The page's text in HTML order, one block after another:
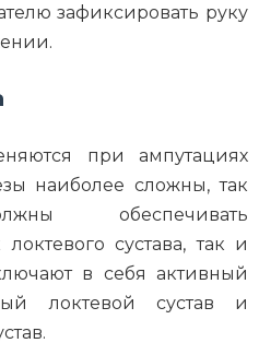
зафиксировать руку
при ампутациях
наиболее сложны, так
обеспечивать
сустава, так и
в себя активный
локтевой сустав и